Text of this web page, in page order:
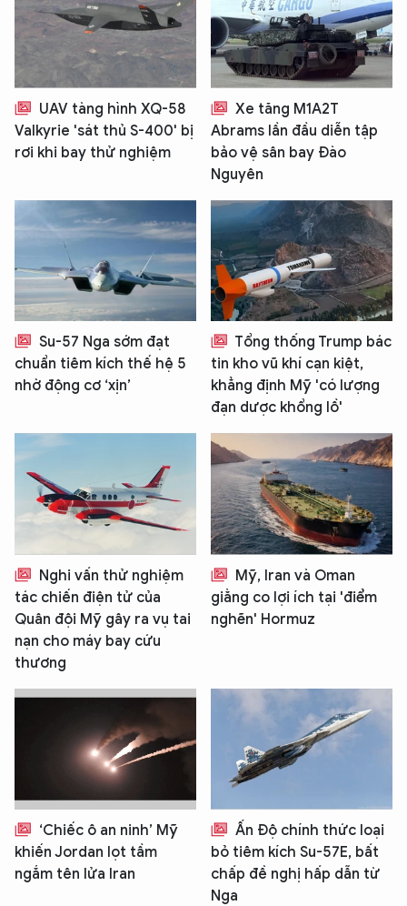
UAV tàng hình XQ-58
Valkyrie 'sát thủ S-400' bị
rơi khi bay thử nghiệm
Xe tăng M1A2T
Abrams lần đầu diễn tập
bảo vệ sân bay Đào
Nguyên
Su-57 Nga sớm đạt
chuẩn tiêm kích thế hệ 5
nhờ động cơ ‘xịn’
Tổng thống Trump bác
tin kho vũ khí cạn kiệt,
khẳng định Mỹ 'có lượng
đạn dược khổng lồ'
Nghi vấn thử nghiệm
tác chiến điện tử của
Quân đội Mỹ gây ra vụ tai
nạn cho máy bay cứu
thương
Mỹ, Iran và Oman
giằng co lợi ích tại 'điểm
nghẽn' Hormuz
‘Chiếc ô an ninh’ Mỹ
khiến Jordan lọt tầm
ngắm tên lửa Iran
Ấn Độ chính thức loại
bỏ tiêm kích Su-57E, bất
chấp đề nghị hấp dẫn từ
Nga